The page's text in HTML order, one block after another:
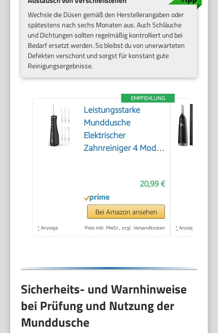
Wechsle die Düsen gemäß den Herstellerangaben oder
spätestens nach sechs Monaten aus. Auch Schläuche
und Dichtungen sollten regelmäßig kontrolliert und bei
Bedarf ersetzt werden. So bleibst du von unerwarteten
Defekten verschont und sorgst für konstant gute
Reinigungsergebnisse.
EMPFEHLUNG
Leistungsstarke
Munddusche
Elektrischer
Zahnreiniger 4 Modi
20,99 €
Bei Amazon ansehen
* Anzeige Preis inkl. MwSt., zzgl. Versandkosten * Anzeige
Sicherheits- und Warnhinweise
bei Prüfung und Nutzung der
Munddusche